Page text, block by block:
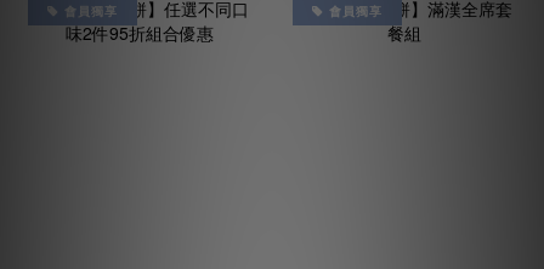
會員獨享 會員獨享